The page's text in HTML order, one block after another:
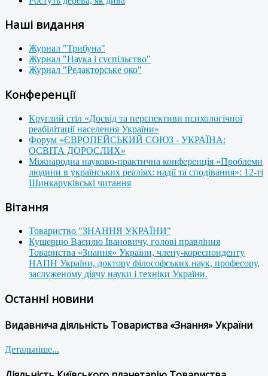
Наші видання
Журнал "Трибуна"
Журнал "Наука і суспільство"
Журнал "Редакторське око"
Конференції
Круглий стіл «Досвід та перспективи психологічної
реабілітації населення України»
Форум «ЄВРОПЕЙСЬКИЙ СОЮЗ - УКРАЇНА:
ОСВІТА ДОРОСЛИХ»
Міжнародна науково-практична конференція «Проблеми
людини в українських реаліях: надії та сподівання»: 12-ті
Шинкаруківські читання
Вітання
Товариство "ЗНАННЯ УКРАЇНИ"
Кушерцю Василю Івановичу, голові правління
Товариства «Знання» України, члену-кореспонденту
НАПН України, доктору філософських наук, професору,
заслуженому діячу науки і техніки України.
Останні новини
Видавнича діяльність Товариства «Знання» України
Детальніше...